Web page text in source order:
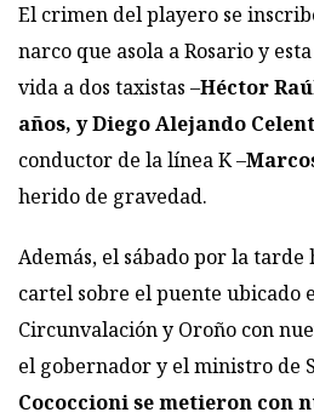
El crimen del playero se
narco que asola a Rosario y
vida a dos taxistas –Héctor
años, y Diego Alejando
conductor de la línea K –
herido de gravedad.
Además, el sábado por la tarde
cartel sobre el puente ubicado
Circunvalación y Oroño con
el gobernador y el ministro de
Cococcioni se metieron con